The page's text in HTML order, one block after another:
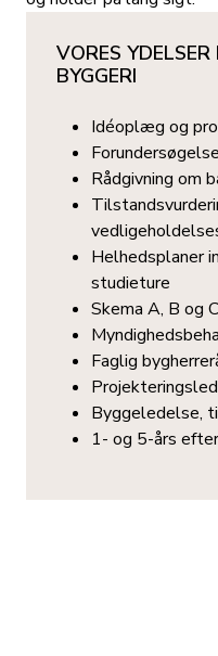
VORES
BYGGERI
Idéoplæg og
Rådgivning om
Helhedsplaner
studieture
Skema A, B og
Faglig
Byggeledelse,
1- og 5-års